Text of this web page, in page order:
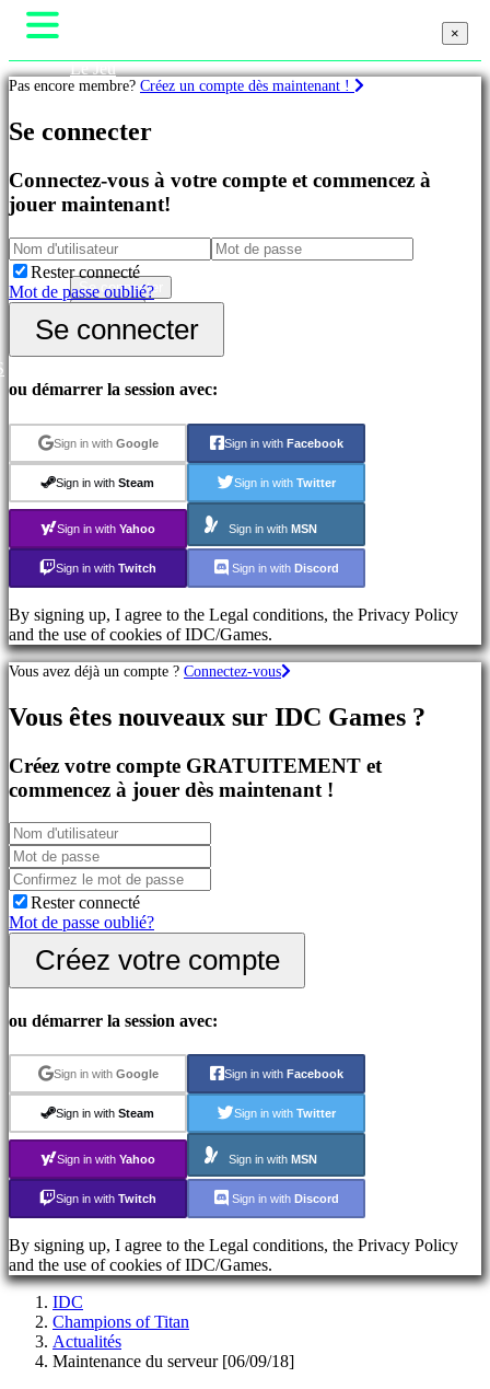
Jeux
Célèbres
Nouveautés
d'Aventure
Jeux
de
Stratégie
Jeux
MMO
RPG
de
Sport
Jeux
d'Action
Jeux
de
Tir
Gameplays
Événements
Game
Guides
Forums
Plays
Assistance
FAQ
Compte
S'inscrire
connecter
de
passe
oublié?
EN
FR
CS
PL
PT
Le Jeu
Gameplays
Actualités
Assistance
Forums
Se connecter
×
Pas encore membre? Créez un compte dès maintenant !
Se connecter
Connectez-vous à votre compte et commencez à
jouer maintenant!
Rester connecté
Mot de passe oublié?
Se connecter
ou démarrer la session avec:
Sign in with Google Sign in with Facebook
Sign in with Steam Sign in with Twitter
Sign in with Yahoo Sign in with MSN
Sign in with Twitch Sign in with Discord
By signing up, I agree to the Legal conditions, the Privacy Policy
and the use of cookies of IDC/Games.
×
Vous avez déjà un compte ? Connectez-vous
Vous êtes nouveaux sur IDC Games ?
Créez votre compte GRATUITEMENT et
commencez à jouer dès maintenant !
Rester connecté
Mot de passe oublié?
Créez votre compte
ou démarrer la session avec:
Sign in with Google Sign in with Facebook
Sign in with Steam Sign in with Twitter
Sign in with Yahoo Sign in with MSN
Sign in with Twitch Sign in with Discord
By signing up, I agree to the Legal conditions, the Privacy Policy
and the use of cookies of IDC/Games.
IDC
Champions of Titan
Actualités
Maintenance du serveur [06/09/18]